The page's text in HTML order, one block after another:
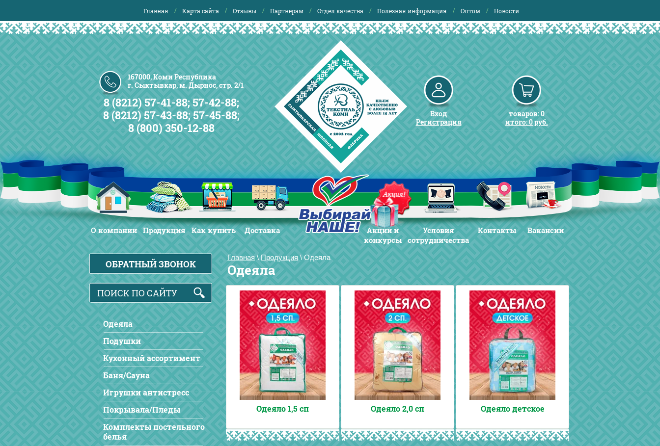
Главная Карта сайта Отзывы Партнерам Отдел качества Полезная информация Оптом Новости
167000, Коми Республика
г. Сыктывкар, м. Дырнос, стр. 2/1
8 (8212) 57-41-88; 57-42-88;
8 (8212) 57-43-88; 57-45-88;
8 (800) 350-12-88
товаров: 0
итого: 0 руб.
Вход
Регистрация
О компании Продукция Как купить Доставка
Акции и
конкурсы
Условия
сотрудничества
Контакты Вакансии
Главная\Продукция\Одеяла
Одеяла
Одеяло 1,5 сп Одеяло 2,0 сп Одеяло детское
ОБРАТНЫЙ ЗВОНОК
Одеяла
Подушки
Кухонный ассортимент
Баня/Сауна
Игрушки антистресс
Покрывала/Пледы
Комплекты постельного
белья